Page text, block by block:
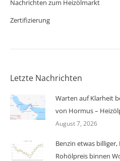
Nachrichten zum Heizölmarkt
Zertifizierung
Letzte Nachrichten
Warten auf Klarheit
von Hormus –
August 7, 2026
Benzin etwas
Rohölpreis binnen